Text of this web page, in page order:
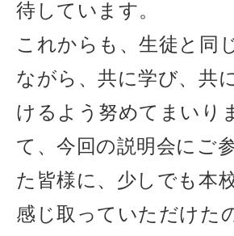
待しています。
これからも、生徒と同
ながら、共に学び、共
けるよう努めてまいり
て、今回の説明会にご
た皆様に、少しでも本
感じ取っていただけた